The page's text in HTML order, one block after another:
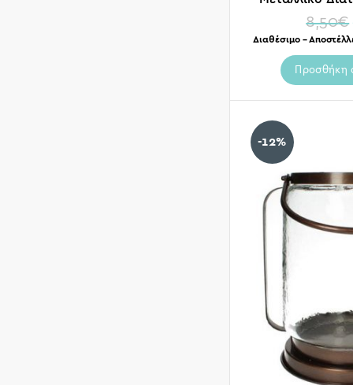
8,50€
Διαθέσιμο –
Προσθήκη
-12%